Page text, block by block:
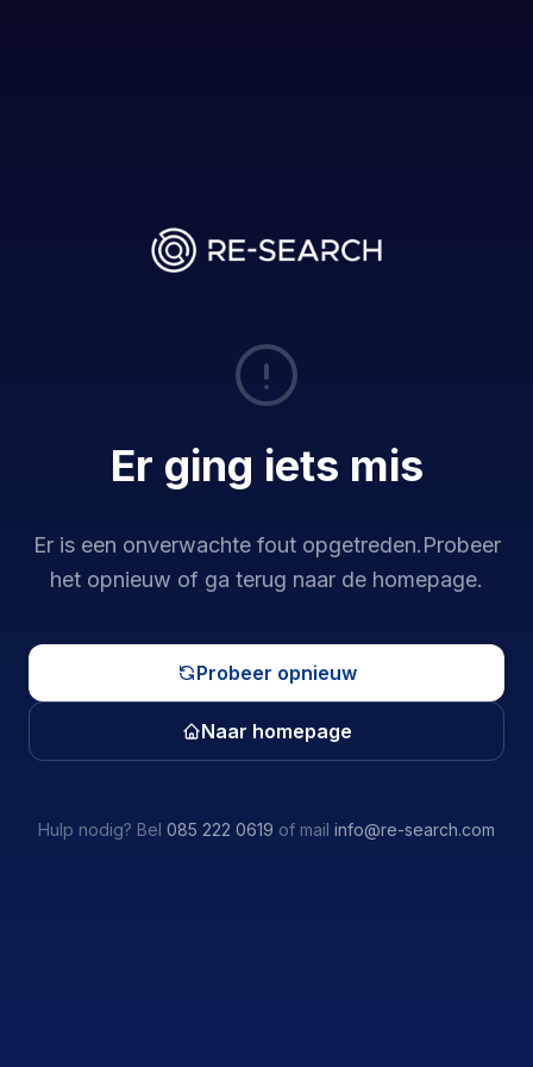
Er ging iets mis
Er is een onverwachte fout opgetreden.Probeer
het opnieuw of ga terug naar de homepage.
Probeer opnieuw
Naar homepage
Hulp nodig? Bel 085 222 0619 of mail info@re-search.com